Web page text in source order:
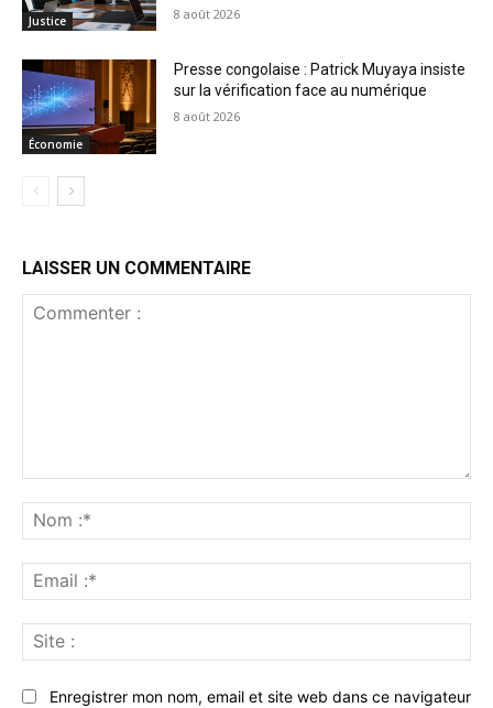
Justice 8 août 2026
Économie
Presse congolaise : Patrick Muyaya insiste
sur la vérification face au numérique
8 août 2026
LAISSER UN COMMENTAIRE
:*
:*
:
Enregistrer mon nom, email et site web dans ce navigateur